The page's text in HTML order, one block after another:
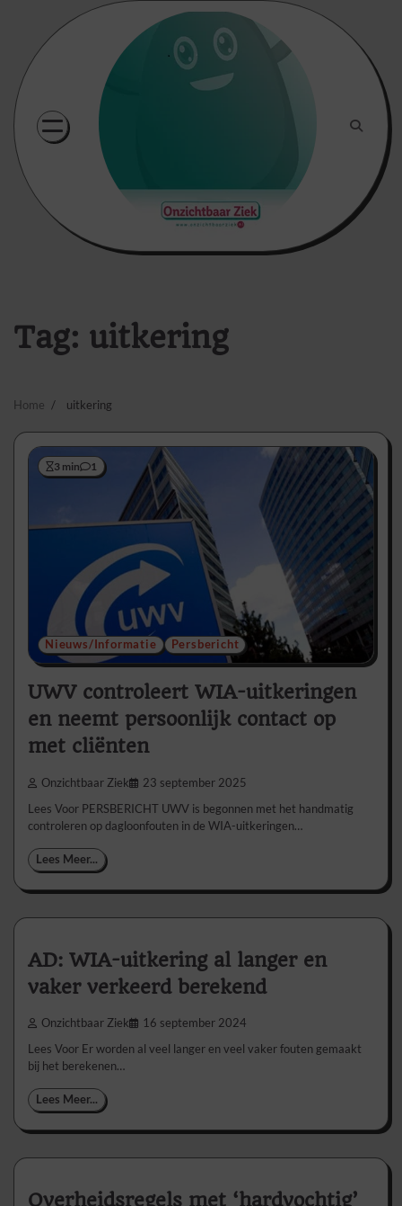
content
Tag: uitkering
Home uitkering
3 min 1
Nieuws/Informatie Persbericht
UWV controleert WIA-uitkeringen
en neemt persoonlijk contact op
met cliënten
Onzichtbaar Ziek 23 september 2025
Lees Voor PERSBERICHT UWV is begonnen met het handmatig
controleren op dagloonfouten in de WIA-uitkeringen…
Lees Meer...
AD: WIA-uitkering al langer en
vaker verkeerd berekend
Onzichtbaar Ziek 16 september 2024
Lees Voor Er worden al veel langer en veel vaker fouten gemaakt
bij het berekenen…
Lees Meer...
Overheidsregels met ‘hardvochtig’